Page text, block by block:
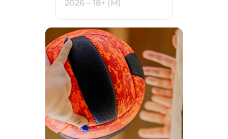
2026 – 18+ (M)